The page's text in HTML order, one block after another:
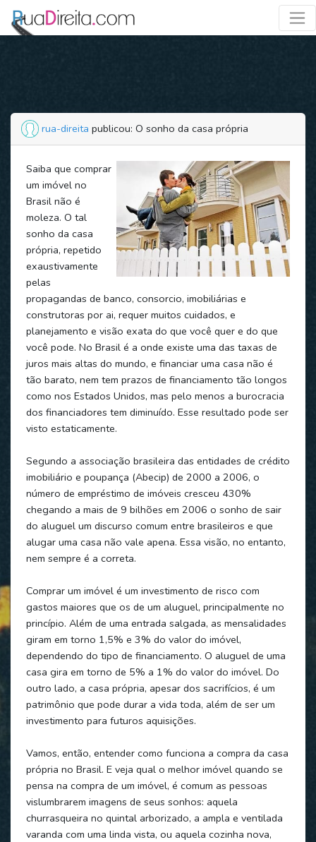
rua-direita publicou: O sonho da casa própria
Saiba que comprar
um imóvel no
Brasil não é
moleza. O tal
sonho da casa
própria, repetido
exaustivamente
pelas
propagandas de banco, consorcio, imobiliárias e
construtoras por ai, requer muitos cuidados, e
planejamento e visão exata do que você quer e do que
você pode. No Brasil é a onde existe uma das taxas de
juros mais altas do mundo, e financiar uma casa não é
tão barato, nem tem prazos de financiamento tão longos
como nos Estados Unidos, mas pelo menos a burocracia
dos financiadores tem diminuído. Esse resultado pode ser
visto estaticamente.
Segundo a associação brasileira das entidades de crédito
imobiliário e poupança (Abecip) de 2000 a 2006, o
número de empréstimo de imóveis cresceu 430%
chegando a mais de 9 bilhões em 2006 o sonho de sair
do aluguel um discurso comum entre brasileiros e que
alugar uma casa não vale apena. Essa visão, no entanto,
nem sempre é a correta.
Comprar um imóvel é um investimento de risco com
gastos maiores que os de um aluguel, principalmente no
princípio. Além de uma entrada salgada, as mensalidades
giram em torno 1,5% e 3% do valor do imóvel,
dependendo do tipo de financiamento. O aluguel de uma
casa gira em torno de 5% a 1% do valor do imóvel. Do
outro lado, a casa própria, apesar dos sacrifícios, é um
patrimônio que pode durar a vida toda, além de ser um
investimento para futuros aquisições.
Vamos, então, entender como funciona a compra da casa
própria no Brasil. E veja qual o melhor imóvel quando se
pensa na compra de um imóvel, é comum as pessoas
vislumbrarem imagens de seus sonhos: aquela
churrasqueira no quintal arborizado, a ampla e ventilada
varanda com uma linda vista, ou aquela cozinha nova,